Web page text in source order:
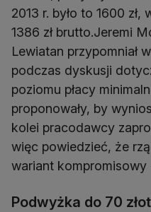
2013 r. było to 1600 zł,
1386 zł brutto.Jeremi
Lewiatan przypomniał
podczas dyskusji
poziomu płacy
proponowały, by
kolei pracodawcy
więc powiedzieć, że
wariant kompromisowy
Podwyżka do 70